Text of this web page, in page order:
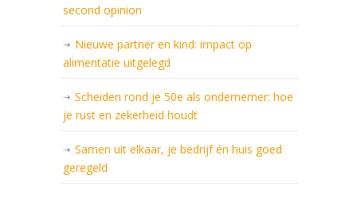
second opinion
Nieuwe partner en kind: impact op
alimentatie uitgelegd
Scheiden rond je 50e als ondernemer: hoe
je rust en zekerheid houdt
Samen uit elkaar, je bedrijf én huis goed
geregeld